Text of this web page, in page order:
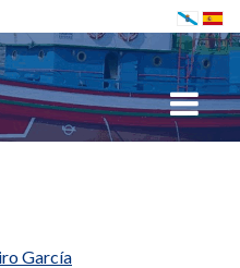
García